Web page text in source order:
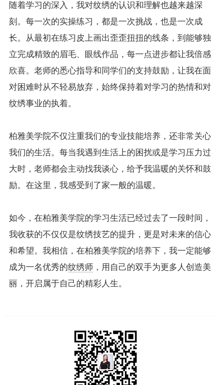
随着学习的深入，我对纹绣的认识和理解也越来越深
刻。每一次的实操练习，都是一次挑战，也是一次成
长。从最初在练习皮上画出歪歪扭扭的线条，到能够独
立完成精致的眉毛、眼线作品，每一点进步都让我倍感
欣喜。老师的悉心指导和同学们的支持鼓励，让我在面
对困难时从不轻易放弃，始终保持着对学习的热情和对
纹绣事业的执着。
柏雅美学院不仅注重我们的专业技能培养，还非常关心
我们的生活。每当我遇到生活上的困扰或是学习压力过
大时，老师都会主动找我谈心，给予我温暖的关怀和鼓
励。在这里，我感受到了家一般的温暖。
如今，在柏雅美学院的学习生活已经过去了一段时间，
我收获的不仅仅是纹绣技艺的提升，更是对未来的信心
和希望。我相信，在柏雅美学院的培养下，我一定能够
成为一名优秀的纹绣师 ，用自己的双手为更多人创造美
丽，开启属于自己的精彩人生。